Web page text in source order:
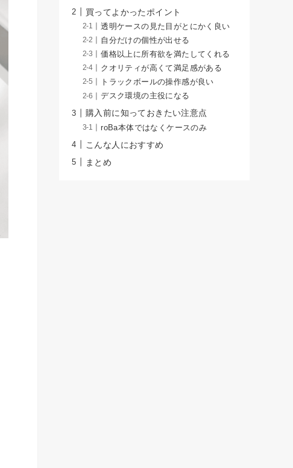
買ってよかったポイント
透明ケースの見た目がとにかく良い
自分だけの個性が出せる
価格以上に所有欲を満たしてくれる
クオリティが高くて満足感がある
トラックボールの操作感が良い
デスク環境の主役になる
購入前に知っておきたい注意点
roBa本体ではなくケースのみ
こんな人におすすめ
まとめ